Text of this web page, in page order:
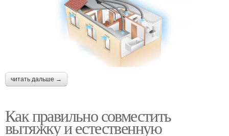
читать дальше →
Как правильно совместить
вытяжку и естественную